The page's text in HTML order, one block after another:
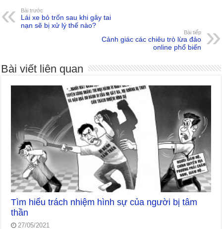
Bài trước
Lái xe bỏ trốn sau khi gây tai
nạn sẽ bị xử lý thế nào?
Bài tiếp
Cảnh giác các chiêu trò lừa đảo
online phổ biến
Bài viết liên quan
Tìm hiểu trách nhiệm hình sự của người bị tâm
thần
27/05/2021